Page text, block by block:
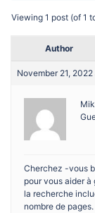
Viewing 1 post (of 1
Author
November 21, 2022
Cherchez -vous
pour vous aider à
la recherche
nombre de